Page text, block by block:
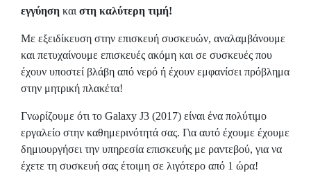
εγγύηση και στη καλύτερη τιμή!
Με εξειδίκευση στην επισκευή συσκευών, αναλαμβάνουμε
και πετυχαίνουμε επισκευές ακόμη και σε συσκευές που
έχουν υποστεί βλάβη από νερό ή έχουν εμφανίσει πρόβλημα
στην μητρική πλακέτα!
Γνωρίζουμε ότι το Galaxy J3 (2017) είναι ένα πολύτιμο
εργαλείο στην καθημερινότητά σας. Για αυτό έχουμε έχουμε
δημιουργήσει την υπηρεσία επισκευής με ραντεβού, για να
έχετε τη συσκευή σας έτοιμη σε λιγότερο από 1 ώρα!